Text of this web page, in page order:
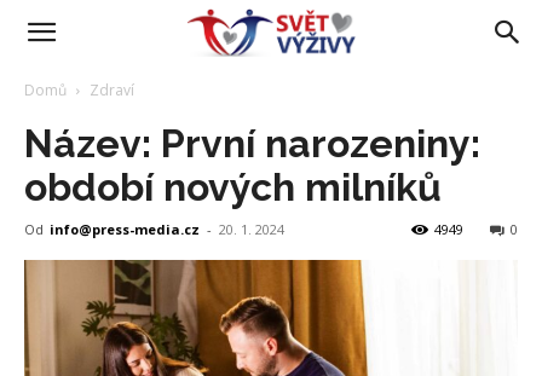
Domů Zdraví
Název: První narozeniny:
období nových milníků
Od info@press-media.cz - 20. 1. 2024 0
4949